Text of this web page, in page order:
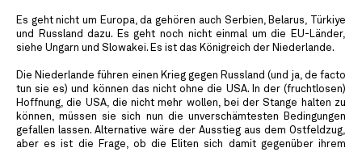
Es geht nicht um Europa, da gehören auch Serbien, Belarus, Türkiye
und Russland dazu. Es geht noch nicht einmal um die EU-Länder,
siehe Ungarn und Slowakei. Es ist das Königreich der Niederlande.
Die Niederlande führen einen Krieg gegen Russland (und ja, de facto
tun sie es) und können das nicht ohne die USA. In der (fruchtlosen)
Hoffnung, die USA, die nicht mehr wollen, bei der Stange halten zu
können, müssen sie sich nun die unverschämtesten Bedingungen
gefallen lassen. Alternative wäre der Ausstieg aus dem Ostfeldzug,
aber es ist die Frage, ob die Eliten sich damit gegenüber ihrem